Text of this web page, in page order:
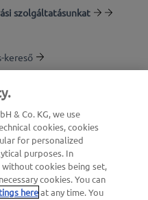
szolgáltatásunkat
kereső
& Co. KG, we use
cookies, cookies
for personalized
purposes. In
cookies being set,
cookies. You can
hereat any time. You